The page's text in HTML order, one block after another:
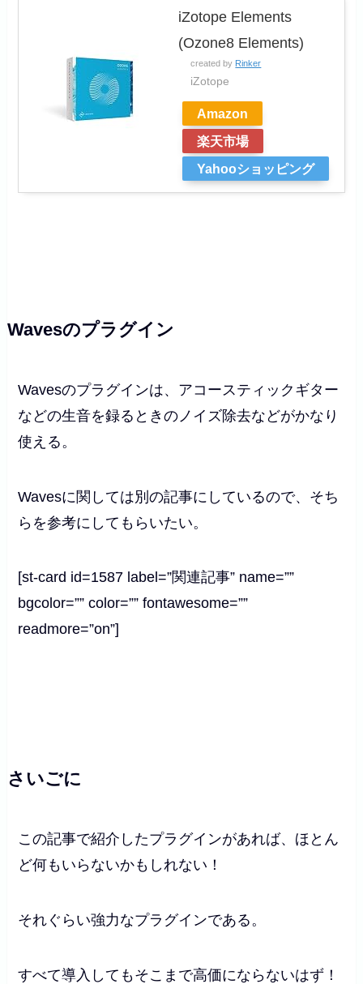
iZotope Elements
(Ozone8 Elements)
created by Rinker
iZotope
Amazon
楽天市場
Yahooショッピング
Wavesのプラグイン
Wavesのプラグインは、アコースティックギター
などの生音を録るときのノイズ除去などがかなり
使える。
Wavesに関しては別の記事にしているので、そち
らを参考にしてもらいたい。
[st-card id=1587 label=”関連記事” name=””
bgcolor=”” color=”” fontawesome=””
readmore=”on”]
さいごに
この記事で紹介したプラグインがあれば、ほとん
ど何もいらないかもしれない！
それぐらい強力なプラグインである。
すべて導入してもそこまで高価にならないはず！